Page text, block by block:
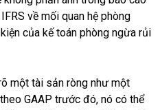
về mối quan hệ phòng
của kế toán phòng ngừa rủi
một tài sản ròng như một
GAAP trước đó, nó có thể